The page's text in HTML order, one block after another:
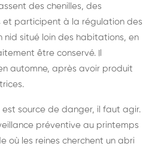
des chenilles, des
et participent à la régulation des
nid situé loin des habitations, en
être conservé. Il
automne, après avoir produit
est source de danger, il faut agir.
préventive au printemps
où les reines cherchent un abri